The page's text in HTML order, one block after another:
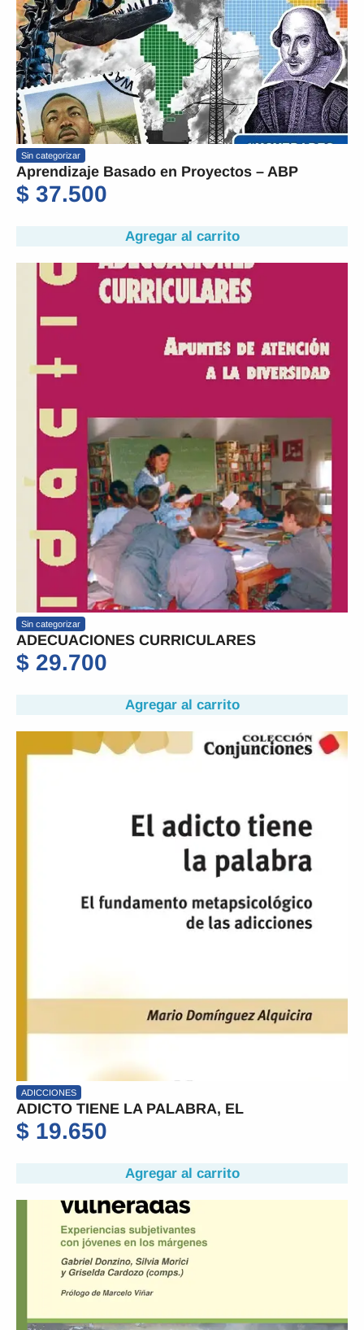
Sin categorizar
Aprendizaje Basado en Proyectos – ABP
$ 37.500
Agregar al carrito
Sin categorizar
ADECUACIONES CURRICULARES
$ 29.700
Agregar al carrito
ADICCIONES
ADICTO TIENE LA PALABRA, EL
$ 19.650
Agregar al carrito